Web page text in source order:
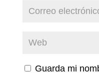
Guarda mi